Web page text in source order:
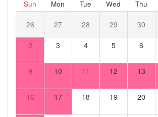
Sun Mon Tue Wed Thu
26 27 28 29 30
2 3 4 5 6
9 10 11 12 13
16 17 18 19 20